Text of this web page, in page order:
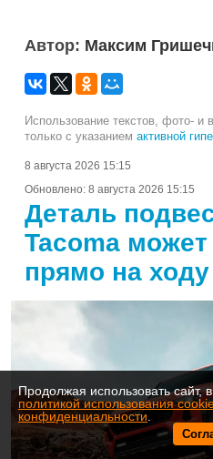
Автор: Максим
Использование текстов, фото- и
только с указанием активной
8 августа 2026 15:15
Обновлено: 8 августа 2026 15:15
Деталь
Tacoma может
прямо на ходу
Продолжая использовать сайт,
политикой использования
конфиденциальности